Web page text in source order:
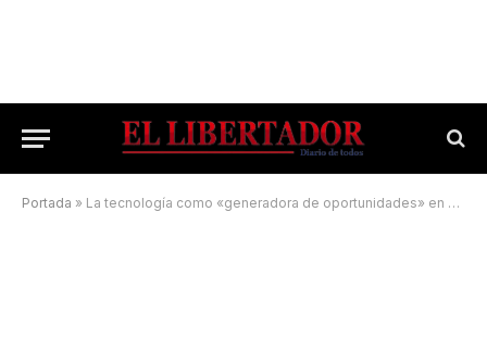
Portada » La tecnología como «generadora de oportunidades» en contextos rurales